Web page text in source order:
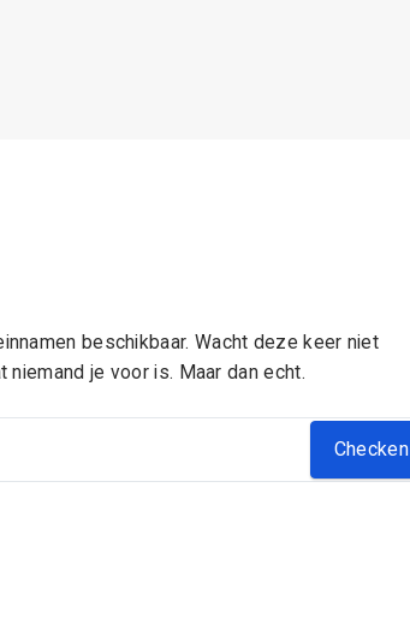
beschikbaar. Wacht deze keer niet
je voor is. Maar dan echt.
Checken